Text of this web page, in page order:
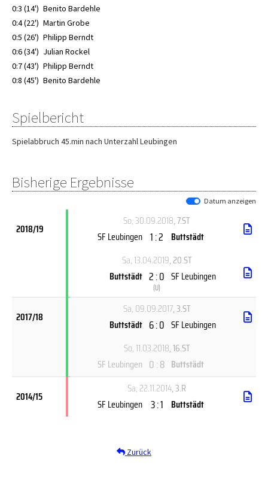
0:3 (14') Benito Bardehle
0:4 (22') Martin Grobe
0:5 (26') Philipp Berndt
0:6 (34') Julian Rockel
0:7 (43') Philipp Berndt
0:8 (45') Benito Bardehle
Spielbericht
Spielabbruch 45.min nach Unterzahl Leubingen
Bisherige Ergebnisse
Datum anzeigen
2018/19
So, 30.09.2018, 7.ST
SF Leubingen 1 : 2 Buttstädt
Sa, 13.04.2019, 20.ST
Buttstädt 2 : 0
(U)
SF Leubingen
2017/18
Sa, 09.09.2017, 3.ST
Buttstädt 6 : 0 SF Leubingen
So, 11.03.2018, 16.ST
SF Leubingen 0 : 8 Buttstädt
2014/15
Sa, 22.11.2014, 3.R
SF Leubingen 3 : 1 Buttstädt
Zurück